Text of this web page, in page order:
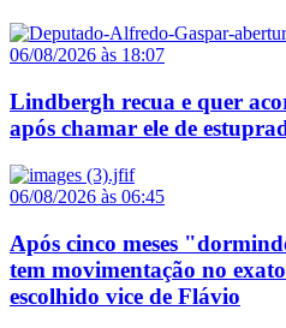
06/08/2026 às 18:07
Lindbergh recua e quer
após chamar ele de
06/08/2026 às 06:45
Após cinco meses
tem movimentação no
escolhido vice de Flávio